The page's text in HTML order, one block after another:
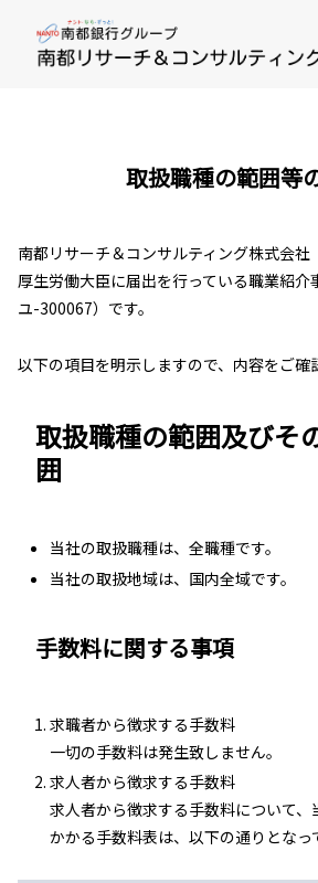
取扱職種の範囲等
南都リサーチ＆コンサルティング株式会社
厚生労働大臣に届出を行っている職業紹
ユ-300067）です。
以下の項目を明示しますので、内容をご確
取扱職種の範囲及びそ
囲
当社の取扱職種は、全職種です。
当社の取扱地域は、国内全域です。
手数料に関する事項
求職者から徴求する手数料
一切の手数料は発生致しません。
求人者から徴求する手数料
求人者から徴求する手数料について
かかる手数料表は、以下の通りとなっ